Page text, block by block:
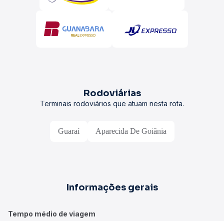
Rodoviárias
Terminais rodoviários que atuam nesta rota.
Guaraí Aparecida De Goiânia
Informações gerais
Tempo médio de viagem